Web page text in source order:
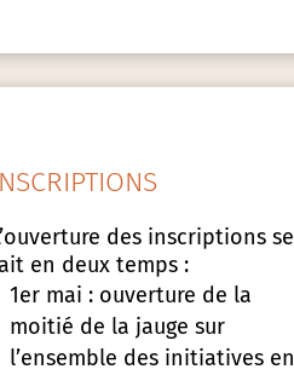
des inscriptions se
en deux temps :
1er mai : ouverture de la
moitié de la jauge sur
l’ensemble des initiatives en